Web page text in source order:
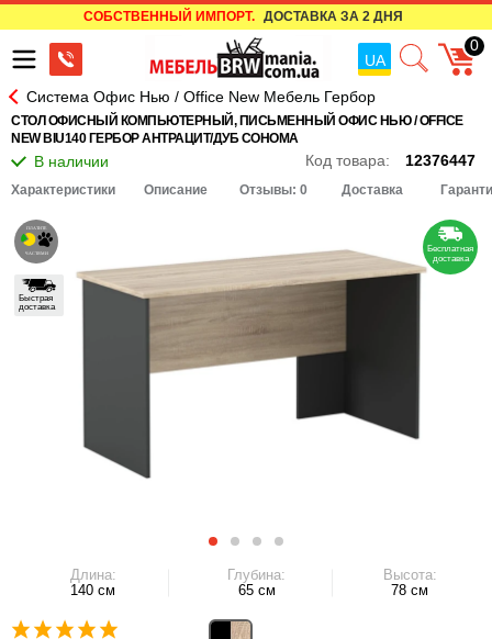
СОБСТВЕННЫЙ ИМПОРТ. ДОСТАВКА ЗА 2 ДНЯ
UA
0
Система Офис Нью / Office New Мебель Гербор
СТОЛ ОФИСНЫЙ КОМПЬЮТЕРНЫЙ, ПИСЬМЕННЫЙ ОФИС НЬЮ / OFFICE
NEW BIU140 ГЕРБОР АНТРАЦИТ/ДУБ СОНОМА
Код товара: 12376447
Характеристики Описание Отзывы: 0 Доставка
Длина:
140 см
Глубина:
65 см
Высота:
78 см